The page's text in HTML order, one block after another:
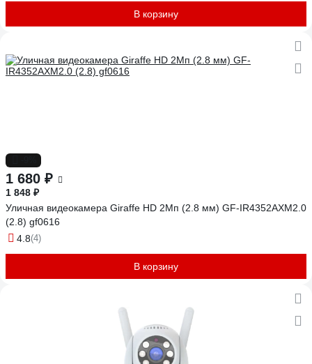
В корзину
1 680 ₽
1 848 ₽
Уличная видеокамера Giraffe HD 2Мп (2.8 мм) GF-IR4352AXM2.0
(2.8) gf0616
4.8(4)
В корзину